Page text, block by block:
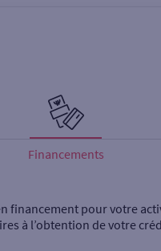
Financements
financement pour votre
à l’obtention de votre